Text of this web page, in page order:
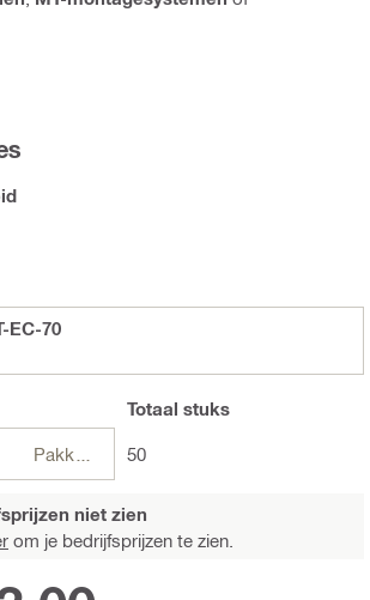
EC-70
Pakketten
Totaal stuks
50
niet zien
om je bedrijfsprijzen te zien.